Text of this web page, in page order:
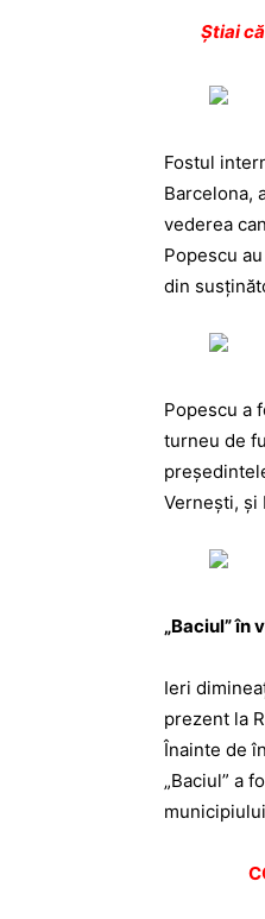
Ştiai
Fostul
Barcelona,
vederea
Popescu
din
Popescu a
turneu de
Vernești, și
„Baciul” în
Ieri
prezent la
Înainte de
„Baciul” a